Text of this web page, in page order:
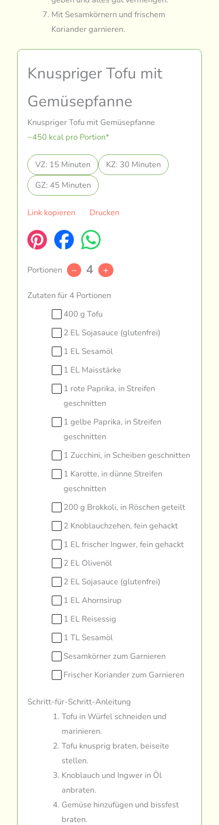
Mit Sesamkörnern und frischem
Koriander garnieren.
Knuspriger Tofu mit
Gemüsepfanne
Knuspriger Tofu mit Gemüsepfanne
~450 kcal pro Portion*
VZ: 15 Minuten
KZ: 30 Minuten
GZ: 45 Minuten
Link kopieren Drucken
Portionen – 4 +
Zutaten für 4 Portionen
400 g Tofu
2 EL Sojasauce (glutenfrei)
1 EL Sesamöl
1 EL Maisstärke
1 rote Paprika, in Streifen
geschnitten
1 gelbe Paprika, in Streifen
geschnitten
1 Zucchini, in Scheiben geschnitten
1 Karotte, in dünne Streifen
geschnitten
200 g Brokkoli, in Röschen geteilt
2 Knoblauchzehen, fein gehackt
1 EL frischer Ingwer, fein gehackt
2 EL Olivenöl
2 EL Sojasauce (glutenfrei)
1 EL Ahornsirup
1 EL Reisessig
1 TL Sesamöl
Sesamkörner zum Garnieren
Frischer Koriander zum Garnieren
Schritt-für-Schritt-Anleitung
Tofu in Würfel schneiden und
marinieren.
Tofu knusprig braten, beiseite
stellen.
Knoblauch und Ingwer in Öl
anbraten.
Gemüse hinzufügen und bissfest
braten.